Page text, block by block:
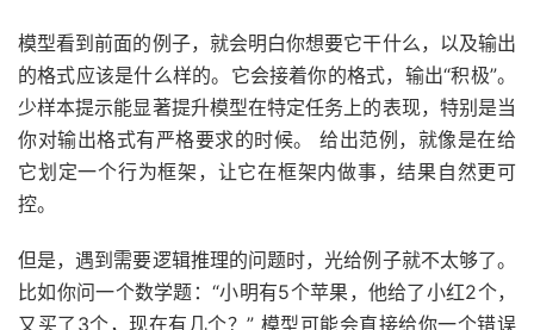
模型看到前面的例子，就会明白你想要它干什么，以及输出
的格式应该是什么样的。它会接着你的格式，输出“积极”。
少样本提示能显著提升模型在特定任务上的表现，特别是当
你对输出格式有严格要求的时候。 给出范例，就像是在给
它划定一个行为框架，让它在框架内做事，结果自然更可
控。
但是，遇到需要逻辑推理的问题时，光给例子就不太够了。
比如你问一个数学题：“小明有5个苹果，他给了小红2个，
又买了3个，现在有几个？” 模型可能会直接给你一个错误